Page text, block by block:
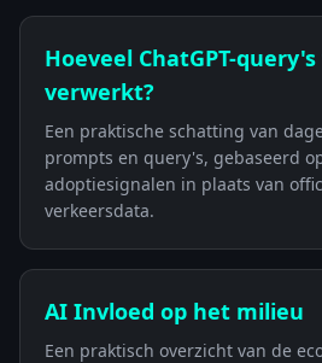
Hoeveel ChatGPT-
verwerkt?
Een praktische schatting van
prompts en query's, gebaseerd
adoptiesignalen in plaats van
verkeersdata.
AI Invloed op het milieu
Een praktisch overzicht van de